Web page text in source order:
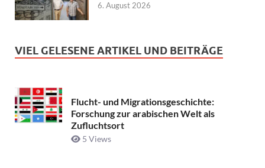
6. August 2026
VIEL GELESENE ARTIKEL UND BEITRÄGE
Flucht- und Migrationsgeschichte:
Forschung zur arabischen Welt als
Zufluchtsort
5 Views